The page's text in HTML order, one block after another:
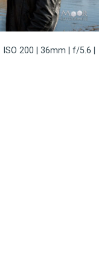
200 | 36mm | f/5.6 |